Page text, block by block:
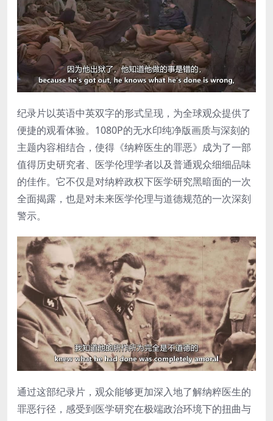
纪录片以英语中英双字的形式呈现，为全球观众提供了
便捷的观看体验。1080P的无水印纯净版画质与深刻的
主题内容相结合，使得《纳粹医生的罪恶》成为了一部
值得历史研究者、医学伦理学者以及普通观众细细品味
的佳作。它不仅是对纳粹政权下医学研究黑暗面的一次
全面揭露，也是对未来医学伦理与道德规范的一次深刻
警示。
通过这部纪录片，观众能够更加深入地了解纳粹医生的
罪恶行径，感受到医学研究在极端政治环境下的扭曲与